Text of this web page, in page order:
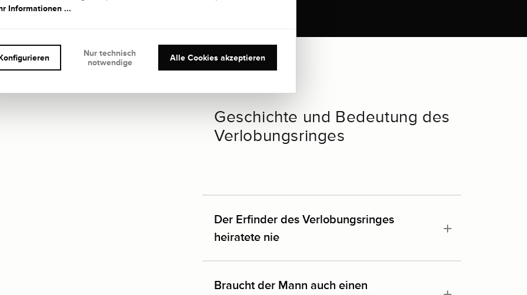
Geschichte und Bedeutung des
Verlobungsringes
Der Erfinder des Verlobungsringes
heiratete nie
Braucht der Mann auch einen
Informationen ...
Alle Cookies akzeptieren
Nur technisch
notwendige